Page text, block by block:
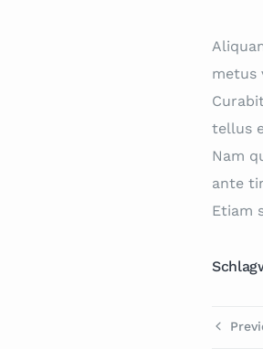
metus
tellus
Nam
ante
Etiam